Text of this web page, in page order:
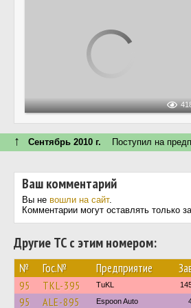
↑ Сентябрь 2010 г. Поступил на
Ваш комментарий
Вы не вошли на сайт.
Комментарии могут оставлять только
Другие ТС с этим номером:
№ Гос.№ Предприятие
95 TKL-395 TuKL
95 ALE-895 Espoon Auto